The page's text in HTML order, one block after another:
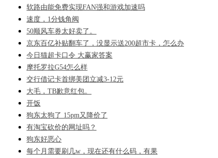
软路由能免费实现FAN强和游戏加速吗
速度，1分钱角阀
50顺风车券太好卖了。
京东百亿补贴翻车了，没显示送200超市卡，怎么办
今日猫超卡口令 大赢家答案
摩托罗拉G54怎么样
交行借记卡首绑美团立减3-12元
大毛，TB歉意红包。
开饭
狗东太狗了 15pm又降价了
有淘宝砍价的网址吗？
狗东好恶心
每个月需要刷几w，现在还有什么码，有果